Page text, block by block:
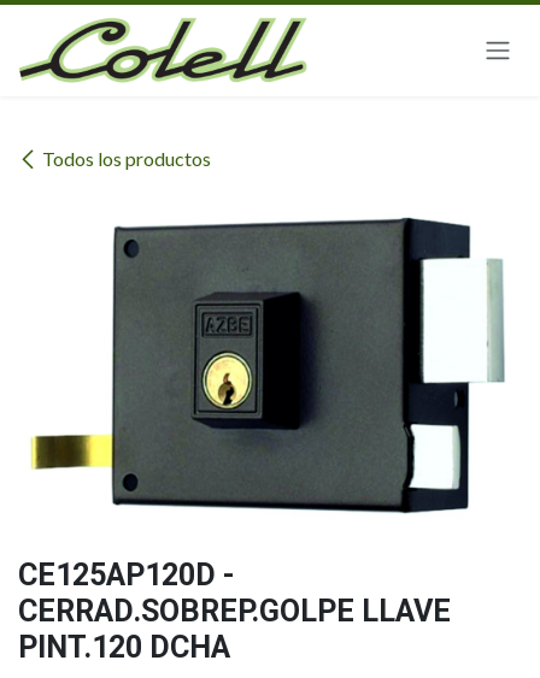
Ir al contenido
Todos los productos
CE125AP120D -
CERRAD.SOBREP.GOLPE LLAVE
PINT.120 DCHA